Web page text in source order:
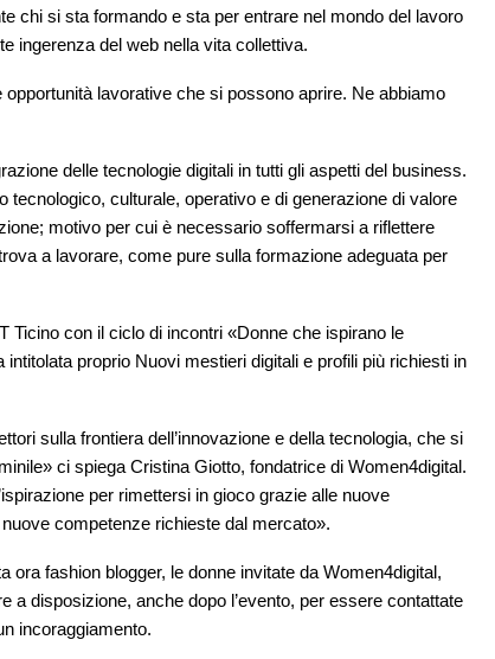
chi si sta formando e sta per entrare nel mondo del lavoro
ingerenza del web nella vita collettiva.
lavorative che si possono aprire. Ne abbiamo
delle tecnologie digitali in tutti gli aspetti del business.
culturale, operativo e di generazione di valore
motivo per cui è necessario soffermarsi a riflettere
a lavorare, come pure sulla formazione adeguata per
Ticino con il ciclo di incontri «Donne che ispirano le
proprio Nuovi mestieri digitali e profili più richiesti in
sulla frontiera dell’innovazione e della tecnologia, che si
ci spiega Cristina Giotto, fondatrice di Women4digital.
per rimettersi in gioco grazie alle nuove
competenze richieste dal mercato».
ora fashion blogger, le donne invitate da Women4digital,
a disposizione, anche dopo l’evento, per essere contattate
incoraggiamento.